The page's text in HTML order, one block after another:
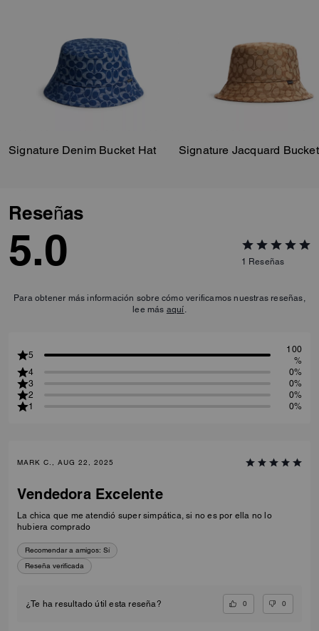
Signature Denim Bucket Hat Signature Jacquard
Reseñas
5.0 1 Reseñas
Para obtener más información sobre cómo verificamos nuestras reseñas,
lee más aquí
5
100
%
4
0%
3
0%
2
0%
1
0%
MARK C., AUG 22, 2025
Vendedora Excelente
La chica que me atendió super simpática, si no es por ella no lo
hubiera comprado
Recomendar a amigos: Sí
Reseña verificada
¿Te ha resultado útil esta reseña? 0 0